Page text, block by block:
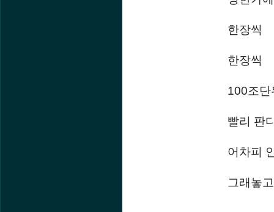
한장씩
한장씩
100조단
빨리 판
어차피
그래놓